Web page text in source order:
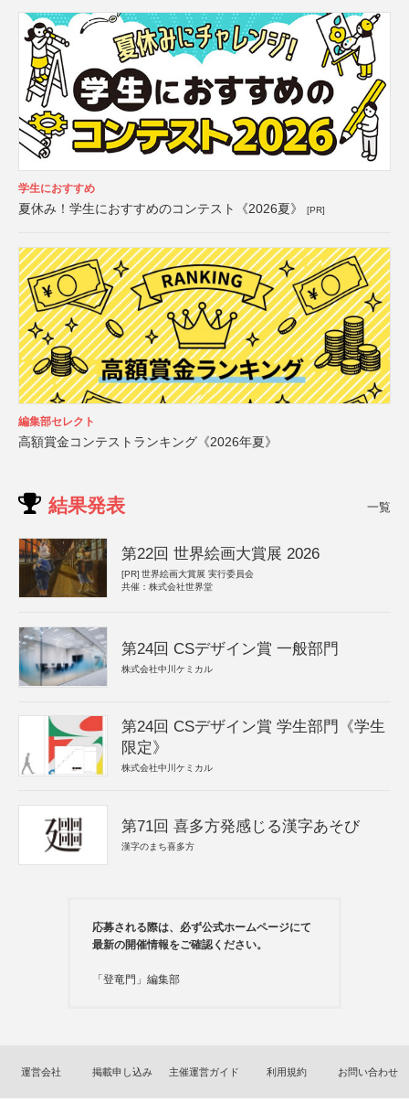
学生におすすめ
夏休み！学生におすすめのコンテスト《2026夏》 [PR]
編集部セレクト
高額賞金コンテストランキング《2026年夏》
結果発表 一覧
第22回 世界絵画大賞展 2026
[PR] 世界絵画大賞展 実行委員会
共催：株式会社世界堂
第24回 CSデザイン賞 一般部門
株式会社中川ケミカル
第24回 CSデザイン賞 学生部門《学生
限定》
株式会社中川ケミカル
第71回 喜多方発感じる漢字あそび
漢字のまち喜多方
応募される際は、必ず公式ホームページにて
最新の開催情報をご確認ください。
「登竜門」編集部
運営会社 掲載申し込み 主催運営ガイド 利用規約 お問い合わせ